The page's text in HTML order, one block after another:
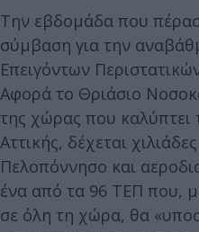
Την εβδομάδα που
σύμβαση για την
Επειγόντων
Αφορά το Θριάσιο
της χώρας που καλύπτει
Αττικής, δέχεται
Πελοπόννησο και
ένα από τα 96 ΤΕΠ που,
σε όλη τη χώρα, θα